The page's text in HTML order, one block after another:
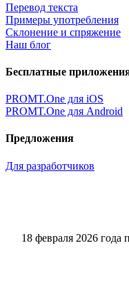
Перевод текста
Примеры употребления
Склонение и спряжение
Наш блог
Бесплатные
PROMT.One для iOS
PROMT.One для Android
Предложения
Для разработчиков
18 февраля 2026